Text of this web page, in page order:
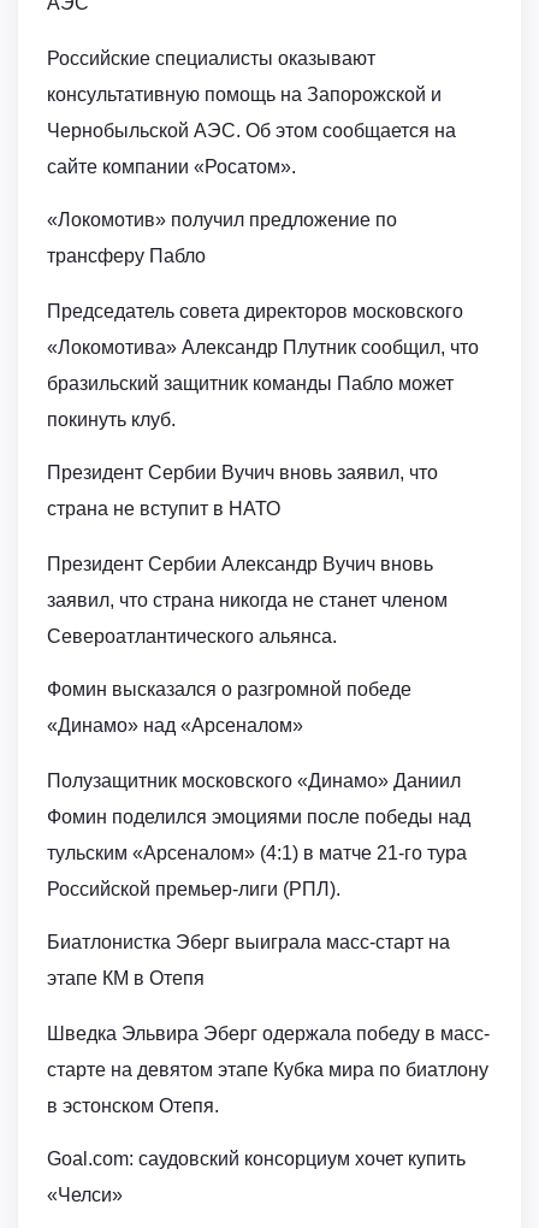
Российские специалисты оказывают
консультативную помощь на Запорожской и
Чернобыльской АЭС. Об этом сообщается на
сайте компании «Росатом».
«Локомотив» получил предложение по
трансферу Пабло
Председатель совета директоров московского
«Локомотива» Александр Плутник сообщил, что
бразильский защитник команды Пабло может
покинуть клуб.
Президент Сербии Вучич вновь заявил, что
страна не вступит в НАТО
Президент Сербии Александр Вучич вновь
заявил, что страна никогда не станет членом
Североатлантического альянса.
Фомин высказался о разгромной победе
«Динамо» над «Арсеналом»
Полузащитник московского «Динамо» Даниил
Фомин поделился эмоциями после победы над
тульским «Арсеналом» (4:1) в матче 21-го тура
Российской премьер-лиги (РПЛ).
Биатлонистка Эберг выиграла масс-старт на
этапе КМ в Отепя
Шведка Эльвира Эберг одержала победу в масс-
старте на девятом этапе Кубка мира по биатлону
в эстонском Отепя.
Goal.com: саудовский консорциум хочет купить
«Челси»